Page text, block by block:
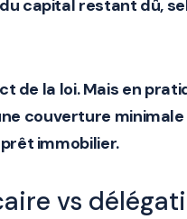
capital restant dû,
de la loi. Mais en
couverture minimale
immobilier.
vs